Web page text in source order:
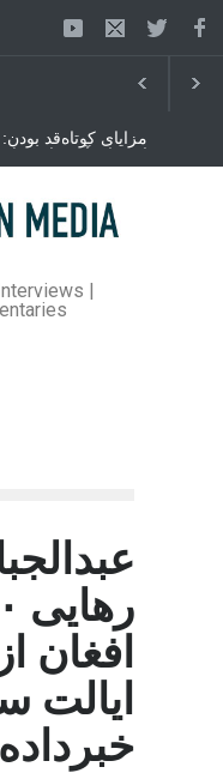
مزایای کوتاه‌قد
از فواید آن برای
می‌گویند
|
افغان
ایالت